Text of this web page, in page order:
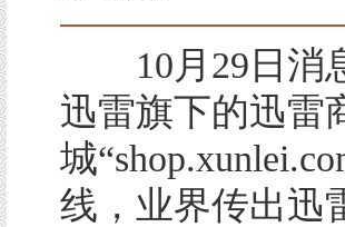
10月29日消
迅雷旗下的迅雷
城
线，业界传出迅